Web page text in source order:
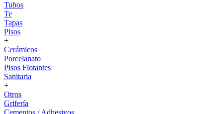
Tubos
Te
Tapas
Pisos
+
Cerámicos
Porcelanato
Pisos Flotantes
Sanitaria
+
Otros
Grifería
Cementos / Adhesivos